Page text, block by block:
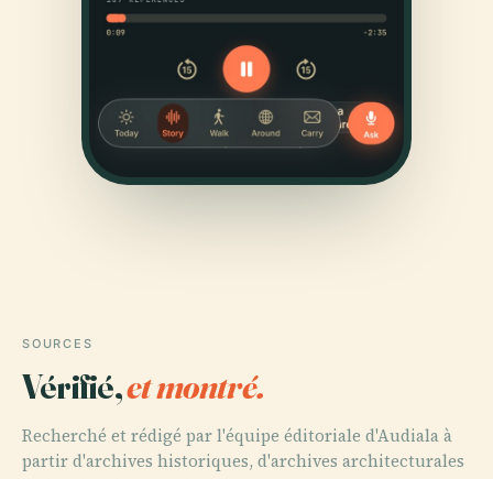
SOURCES
Vérifié,et montré.
Recherché et rédigé par l'équipe éditoriale d'Audiala à
partir d'archives historiques, d'archives architecturales